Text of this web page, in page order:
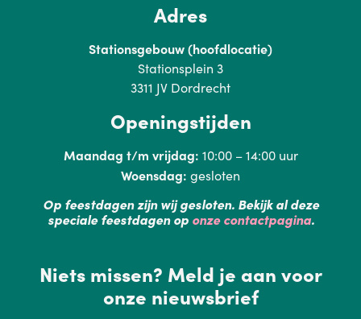
Adres
Stationsgebouw (hoofdlocatie)
Stationsplein 3
3311 JV Dordrecht
Openingstijden
Maandag t/m vrijdag: 10:00 – 14:00 uur
Woensdag: gesloten
Op feestdagen zijn wij gesloten. Bekijk al deze
speciale feestdagen op onze contactpagina.
Niets missen? Meld je aan voor
onze nieuwsbrief